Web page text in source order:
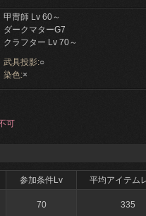
甲冑師 Lv 60～
ダークマターG7
クラフター Lv 70～
武具投影:○
染色:×
可
参加条件Lv 平均アイテム
70 335